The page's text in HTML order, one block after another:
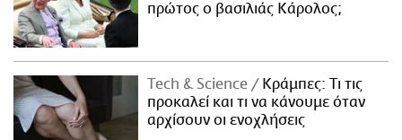
πρώτος ο βασιλιάς Κάρολος;
Τech & Science
Κράμπες: Τι τις
προκαλεί και τι να κάνουμε όταν
αρχίσουν οι ενοχλήσεις